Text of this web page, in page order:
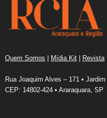
Quem Somos | Mídia Kit | Revista
Rua Joaquim Alves – 171 •
CEP: 14802-424 • Araraquara, SP